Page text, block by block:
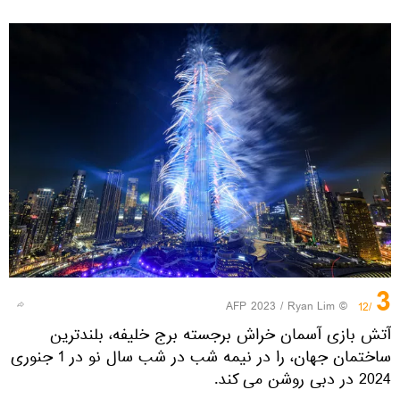
3
/12
© AFP 2023 / Ryan Lim
آتش بازی آسمان خراش برجسته برج خلیفه، بلندترین
ساختمان جهان، را در نیمه شب در شب سال نو در 1 جنوری
2024 در دبی روشن می کند.